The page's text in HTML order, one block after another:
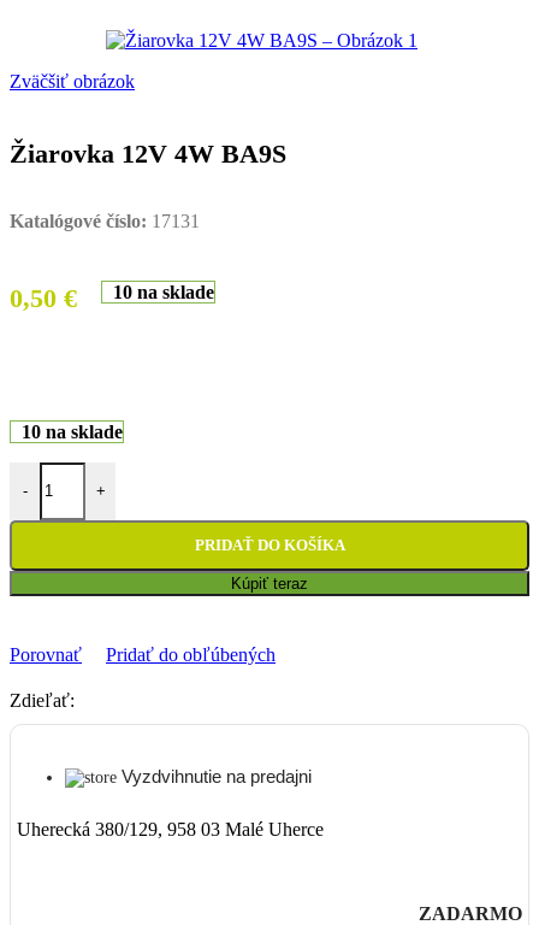
Zväčšiť obrázok
Žiarovka 12V 4W BA9S
Katalógové číslo: 17131
0,50 € 10 na sklade
10 na sklade
-
množstvo Žiarovka 12V 4W BA9S
+
PRIDAŤ DO KOŠÍKA
Kúpiť teraz
Porovnať Pridať do obľúbených
Zdieľať:
Vyzdvihnutie na predajni
Uherecká 380/129, 958 03 Malé Uherce
ZADARMO